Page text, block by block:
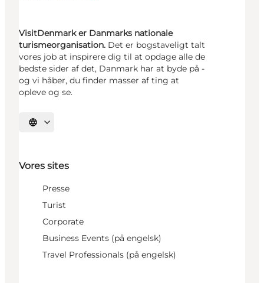
VisitDenmark er Danmarks nationale
turismeorganisation. Det er bogstaveligt talt
vores job at inspirere dig til at opdage alle de
bedste sider af det, Danmark har at byde på -
og vi håber, du finder masser af ting at
opleve og se.
Vælg sprog
Vores sites
Presse
Turist
Corporate
Business Events (på engelsk)
Travel Professionals (på engelsk)